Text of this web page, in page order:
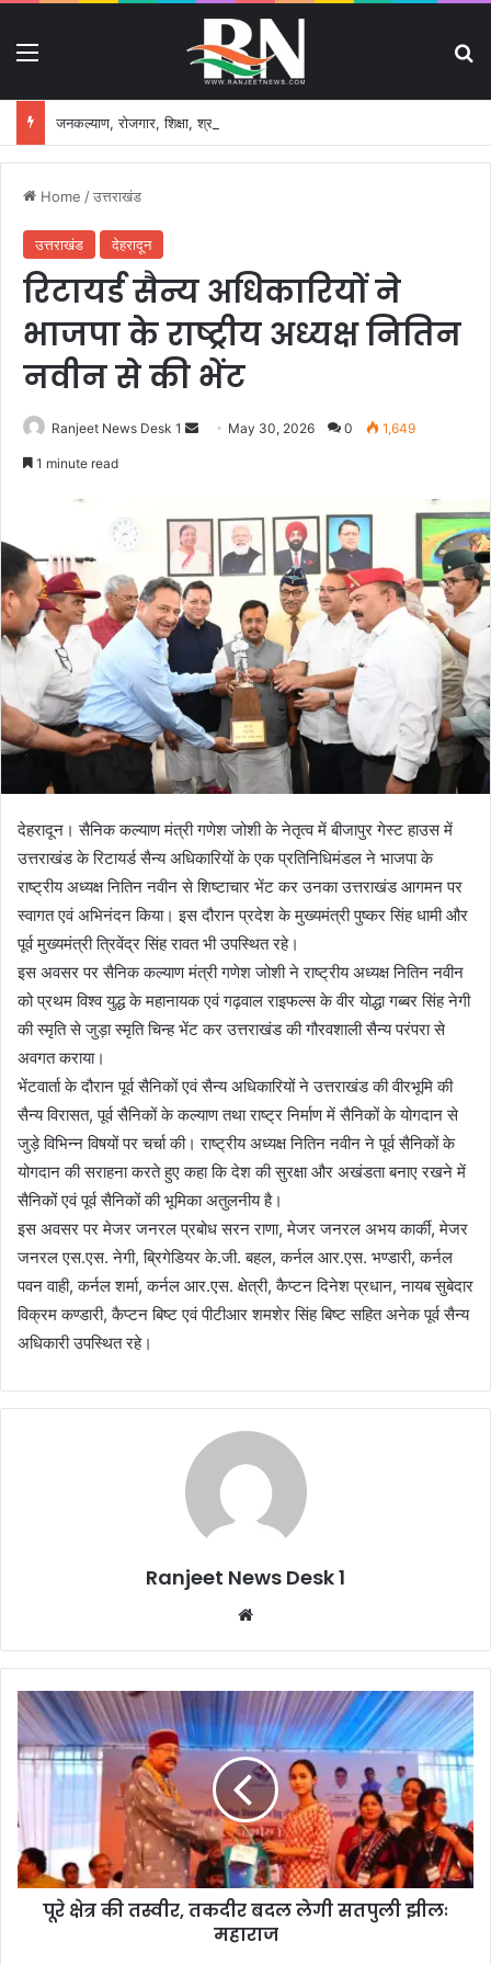
Home /उत्तराखंड
उत्तराखंड देहरादून
रिटायर्ड सैन्य अधिकारियों ने
भाजपा के राष्ट्रीय अध्यक्ष नितिन
नवीन से की भेंट
Ranjeet News Desk 1
e
m
l
May 30, 2026 0 1,649
1 minute read
देहरादून। सैनिक कल्याण मंत्री गणेश जोशी के नेतृत्व में बीजापुर गेस्ट हाउस में
उत्तराखंड के रिटायर्ड सैन्य अधिकारियों के एक प्रतिनिधिमंडल ने भाजपा के
राष्ट्रीय अध्यक्ष नितिन नवीन से शिष्टाचार भेंट कर उनका उत्तराखंड आगमन पर
स्वागत एवं अभिनंदन किया। इस दौरान प्रदेश के मुख्यमंत्री पुष्कर सिंह धामी और
पूर्व मुख्यमंत्री त्रिवेंद्र सिंह रावत भी उपस्थित रहे।
इस अवसर पर सैनिक कल्याण मंत्री गणेश जोशी ने राष्ट्रीय अध्यक्ष नितिन नवीन
को प्रथम विश्व युद्ध के महानायक एवं गढ़वाल राइफल्स के वीर योद्धा गब्बर सिंह नेगी
की स्मृति से जुड़ा स्मृति चिन्ह भेंट कर उत्तराखंड की गौरवशाली सैन्य परंपरा से
अवगत कराया।
भेंटवार्ता के दौरान पूर्व सैनिकों एवं सैन्य अधिकारियों ने उत्तराखंड की वीरभूमि की
सैन्य विरासत, पूर्व सैनिकों के कल्याण तथा राष्ट्र निर्माण में सैनिकों के योगदान से
जुड़े विभिन्न विषयों पर चर्चा की। राष्ट्रीय अध्यक्ष नितिन नवीन ने पूर्व सैनिकों के
योगदान की सराहना करते हुए कहा कि देश की सुरक्षा और अखंडता बनाए रखने में
सैनिकों एवं पूर्व सैनिकों की भूमिका अतुलनीय है।
इस अवसर पर मेजर जनरल प्रबोध सरन राणा, मेजर जनरल अभय कार्की, मेजर
जनरल एस.एस. नेगी, ब्रिगेडियर के.जी. बहल, कर्नल आर.एस. भण्डारी, कर्नल
पवन वाही, कर्नल शर्मा, कर्नल आर.एस. क्षेत्री, कैप्टन दिनेश प्रधान, नायब सुबेदार
विक्रम कण्डारी, कैप्टन बिष्ट एवं पीटीआर शमशेर सिंह बिष्ट सहित अनेक पूर्व सैन्य
अधिकारी उपस्थित रहे।
Ranjeet News Desk 1
te
पूरे क्षेत्र की तस्वीर, तकदीर बदल लेगी सतपुली झीलः
महाराज